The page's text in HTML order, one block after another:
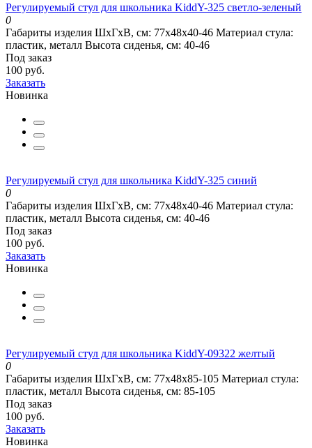
Регулируемый стул для школьника KiddY-325 светло-зеленый
0
Габариты изделия ШхГхВ, см: 77х48х40-46 Материал стула:
пластик, металл Высота сиденья, см: 40-46
Под заказ
100 руб.
Заказать
Новинка
Регулируемый стул для школьника KiddY-325 синий
0
Габариты изделия ШхГхВ, см: 77х48х40-46 Материал стула:
пластик, металл Высота сиденья, см: 40-46
Под заказ
100 руб.
Заказать
Новинка
Регулируемый стул для школьника KiddY-09322 желтый
0
Габариты изделия ШхГхВ, см: 77х48х85-105 Материал стула:
пластик, металл Высота сиденья, см: 85-105
Под заказ
100 руб.
Заказать
Новинка